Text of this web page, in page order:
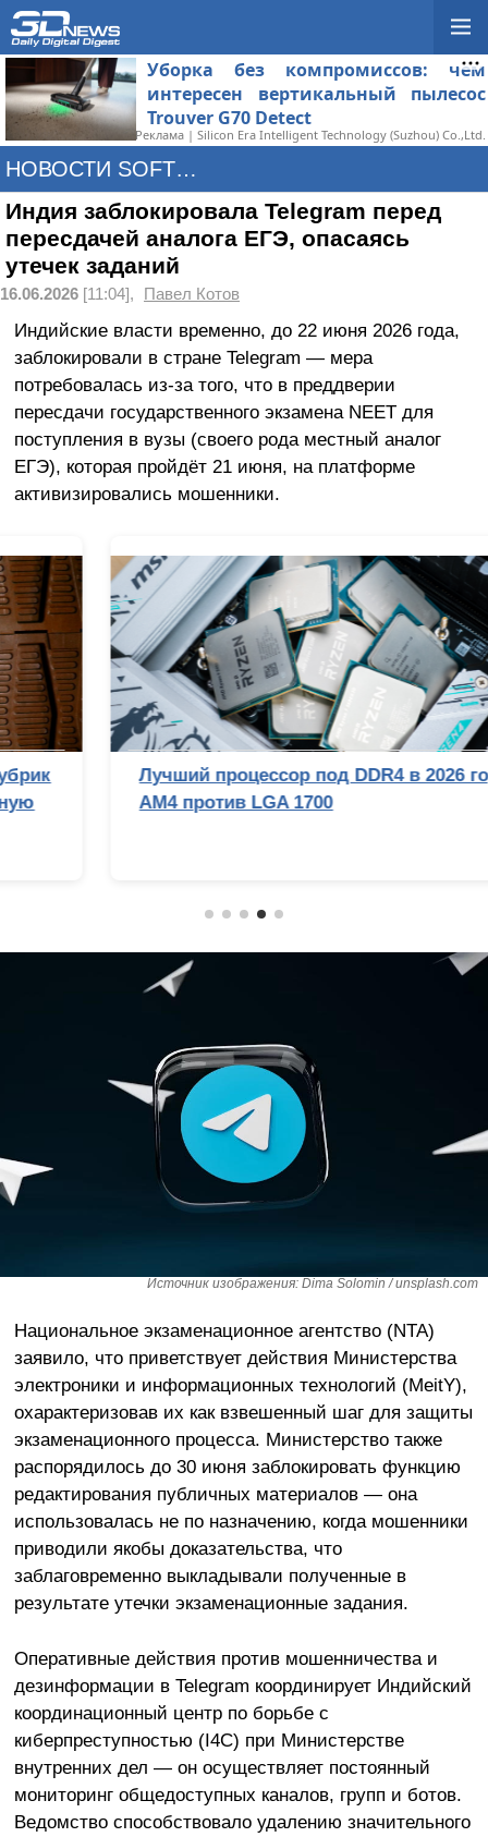
Уборка без компромиссов: чем
интересен вертикальный пылесос
Trouver G70 Detect
Реклама | Silicon Era Intelligent Technology (Suzhou) Co.,Ltd.
НОВОСТИ SOFTWARE
Индия заблокировала Telegram перед
пересдачей аналога ЕГЭ, опасаясь
утечек заданий
16.06.2026 [11:04], Павел Котов
Индийские власти временно, до 22 июня 2026 года,
заблокировали в стране Telegram — мера
потребовалась из-за того, что в преддверии
пересдачи государственного экзамена NEET для
поступления в вузы (своего рода местный аналог
ЕГЭ), которая пройдёт 21 июня, на платформе
активизировались мошенники.
Лучший процессор под DDR4 в 2026 году:
AM4 против LGA 1700
Источник изображения: Dima Solomin / unsplash.com
Национальное экзаменационное агентство (NTA)
заявило, что приветствует действия Министерства
электроники и информационных технологий (MeitY),
охарактеризовав их как взвешенный шаг для защиты
экзаменационного процесса. Министерство также
распорядилось до 30 июня заблокировать функцию
редактирования публичных материалов — она
использовалась не по назначению, когда мошенники
приводили якобы доказательства, что
заблаговременно выкладывали полученные в
результате утечки экзаменационные задания.
Оперативные действия против мошенничества и
дезинформации в Telegram координирует Индийский
координационный центр по борьбе с
киберпреступностью (I4C) при Министерстве
внутренних дел — он осуществляет постоянный
мониторинг общедоступных каналов, групп и ботов.
Ведомство способствовало удалению значительного